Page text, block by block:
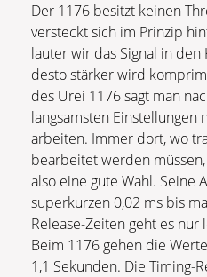
Der 1176 besitzt keinen
versteckt sich im Prinzip
lauter wir das Signal in den
desto stärker wird
des Urei 1176 sagt man
langsamsten Einstellungen
arbeiten. Immer dort, wo
bearbeitet werden
also eine gute Wahl. Seine
superkurzen 0,02 ms bis
Release-Zeiten geht es
Beim 1176 gehen die
1,1 Sekunden. Die Timing-